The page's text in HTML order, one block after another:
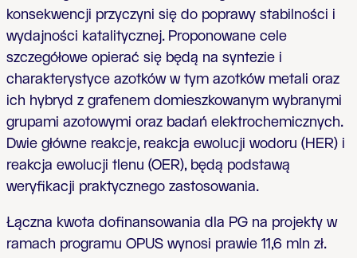
konsekwencji przyczyni się do poprawy stabilności i
wydajności katalitycznej. Proponowane cele
szczegółowe opierać się będą na syntezie i
charakterystyce azotków w tym azotków metali oraz
ich hybryd z grafenem domieszkowanym wybranymi
grupami azotowymi oraz badań elektrochemicznych.
Dwie główne reakcje, reakcja ewolucji wodoru (HER) i
reakcja ewolucji tlenu (OER), będą podstawą
weryfikacji praktycznego zastosowania.
Łączna kwota dofinansowania dla PG na projekty w
ramach programu OPUS wynosi prawie 11,6 mln zł.